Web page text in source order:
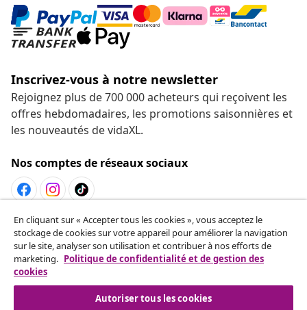
Inscrivez-vous à notre newsletter
Rejoignez plus de 700 000 acheteurs qui reçoivent les
offres hebdomadaires, les promotions saisonnières et
les nouveautés de vidaXL.
Nos comptes de réseaux sociaux
Résilier le contrat
Envoyez une demande de rétractation concernant
votre commande.
Résilier le contrat
En cliquant sur « Accepter tous les cookies », vous acceptez le
stockage de cookies sur votre appareil pour améliorer la navigation
sur le site, analyser son utilisation et contribuer à nos efforts de
marketing. Politique de confidentialité et de gestion des
cookies
Autoriser tous les cookies